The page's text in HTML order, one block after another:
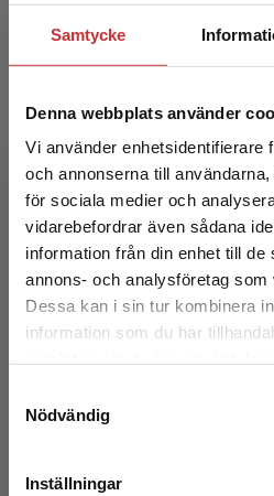
Samtycke
Denna webbplats använder
Vi använder enhetsidentifierare
och annonserna till
för sociala medier och
vidarebefordrar även sådana
information från din enhet till de
annons- och analysföretag
Dessa kan i sin tur kombinera
information som du har
Nödvändig
Inställningar
Begränsad
Det verkar som att du
studentlitteratur.se via en
Vi erbjuder inte leveranser
att kunna slutföra ett köp
Palliativ vård
Andershed, B -
467 krinkl. moms